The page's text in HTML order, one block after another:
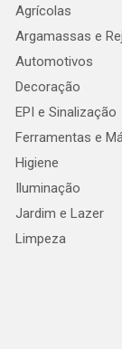
Agrícolas
Argamassas e
Automotivos
Decoração
EPI e Sinalização
Ferramentas e
Higiene
Iluminação
Jardim e Lazer
Limpeza